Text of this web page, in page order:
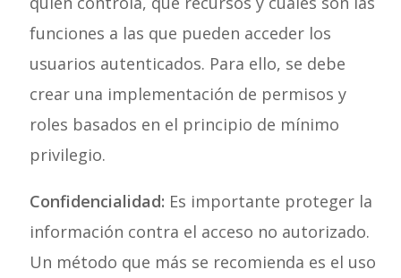
funciones a las que pueden acceder los
usuarios autenticados. Para ello, se debe
crear una implementación de permisos y
roles basados en el principio de mínimo
privilegio.
Confidencialidad: Es importante proteger la
información contra el acceso no autorizado.
Un método que más se recomienda es el uso